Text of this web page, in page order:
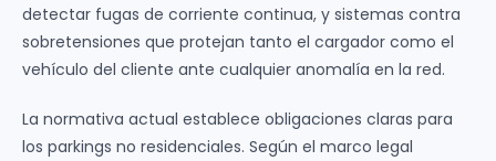
detectar fugas de corriente continua, y sistemas contra
sobretensiones que protejan tanto el cargador como el
vehículo del cliente ante cualquier anomalía en la red.
La normativa actual establece obligaciones claras para
los parkings no residenciales. Según el marco legal